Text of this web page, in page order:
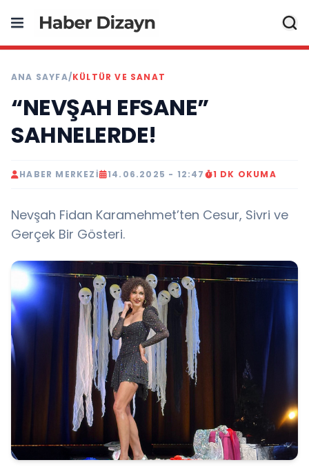
ANA SAYFA/KÜLTÜR VE SANAT
“NEVŞAH EFSANE”
SAHNELERDE!
HABER MERKEZI 14.06.2025 - 12:47 1 DK OKUMA
Nevşah Fidan Karamehmet’ten Cesur, Sivri ve
Gerçek Bir Gösteri.